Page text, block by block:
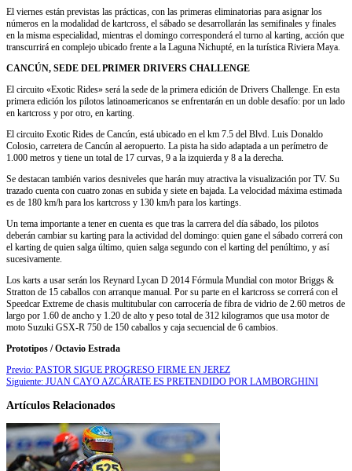
El viernes están previstas las prácticas, con las primeras eliminatorias para asignar los
números en la modalidad de kartcross, el sábado se desarrollarán las semifinales y finales
en la misma especialidad, mientras el domingo corresponderá el turno al karting, acción que
transcurrirá en complejo ubicado frente a la Laguna Nichupté, en la turística Riviera Maya.
CANCÚN, SEDE DEL PRIMER DRIVERS CHALLENGE
El circuito «Exotic Rides» será la sede de la primera edición de Drivers Challenge. En esta
primera edición los pilotos latinoamericanos se enfrentarán en un doble desafío: por un lado
en kartcross y por otro, en karting.
El circuito Exotic Rides de Cancún, está ubicado en el km 7.5 del Blvd. Luis Donaldo
Colosio, carretera de Cancún al aeropuerto. La pista ha sido adaptada a un perímetro de
1.000 metros y tiene un total de 17 curvas, 9 a la izquierda y 8 a la derecha.
Se destacan también varios desniveles que harán muy atractiva la visualización por TV. Su
trazado cuenta con cuatro zonas en subida y siete en bajada. La velocidad máxima estimada
es de 180 km/h para los kartcross y 130 km/h para los kartings.
Un tema importante a tener en cuenta es que tras la carrera del día sábado, los pilotos
deberán cambiar su karting para la actividad del domingo: quien gane el sábado correrá con
el karting de quien salga último, quien salga segundo con el karting del penúltimo, y así
sucesivamente.
Los karts a usar serán los Reynard Lycan D 2014 Fórmula Mundial con motor Briggs &
Stratton de 15 caballos con arranque manual. Por su parte en el kartcross se correrá con el
Speedcar Extreme de chasis multitubular con carrocería de fibra de vidrio de 2.60 metros de
largo por 1.60 de ancho y 1.20 de alto y peso total de 312 kilogramos que usa motor de
moto Suzuki GSX-R 750 de 150 caballos y caja secuencial de 6 cambios.
Prototipos / Octavio Estrada
Previo: PASTOR SIGUE PROGRESO FIRME EN JEREZ
Siguiente: JUAN CAYO AZCÁRATE ES PRETENDIDO POR LAMBORGHINI
Artículos Relacionados